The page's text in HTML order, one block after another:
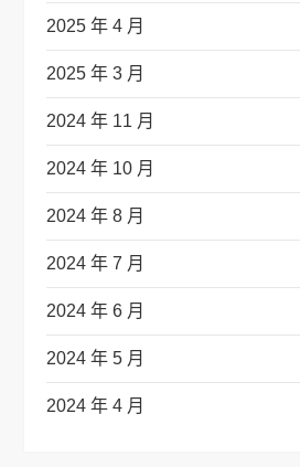
2025 年 4 月
2025 年 3 月
2024 年 11 月
2024 年 10 月
2024 年 8 月
2024 年 7 月
2024 年 6 月
2024 年 5 月
2024 年 4 月